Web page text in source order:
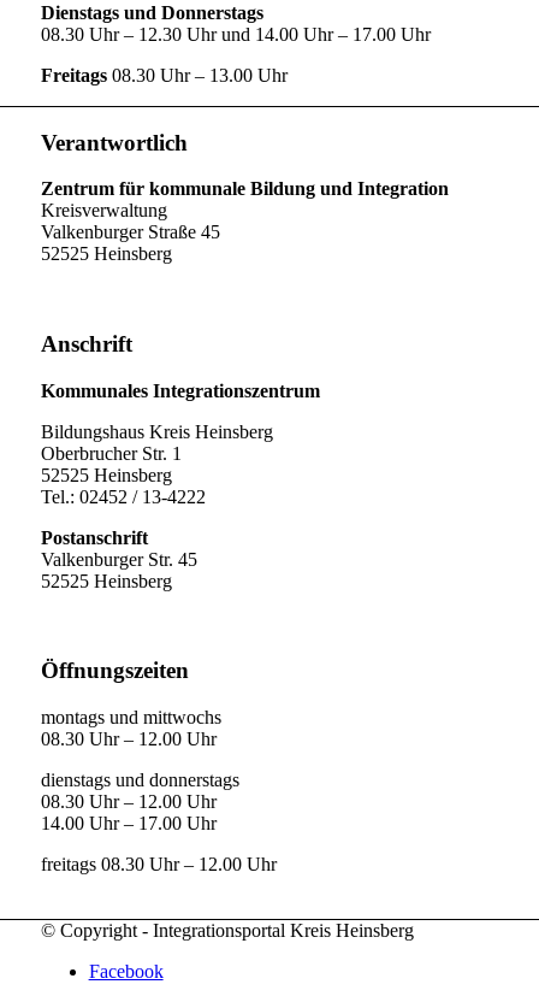
Dienstags und Donnerstags
08.30 Uhr – 12.30 Uhr und 14.00 Uhr – 17.00 Uhr
Freitags08.30 Uhr – 13.00 Uhr
Verantwortlich
Zentrum für kommunale Bildung und Integration
Kreisverwaltung
Valkenburger Straße 45
52525 Heinsberg
Anschrift
Kommunales Integrationszentrum
Bildungshaus Kreis Heinsberg
Oberbrucher Str. 1
52525 Heinsberg
Tel.: 02452 / 13-4222
Postanschrift
Valkenburger Str. 45
52525 Heinsberg
Öffnungszeiten
montags und mittwochs
08.30 Uhr – 12.00 Uhr
dienstags und donnerstags
08.30 Uhr – 12.00 Uhr
14.00 Uhr – 17.00 Uhr
freitags 08.30 Uhr – 12.00 Uhr
© Copyright - Integrationsportal Kreis Heinsberg
Facebook